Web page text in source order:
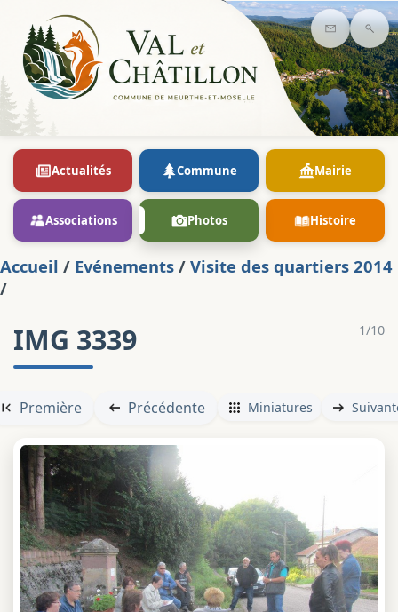
Contact
Actualités Commune Mairie
Associations Photos Histoire
Accueil / Evénements / Visite des quartiers 2014
/
1/10
IMG 3339
Première Précédente Miniatures